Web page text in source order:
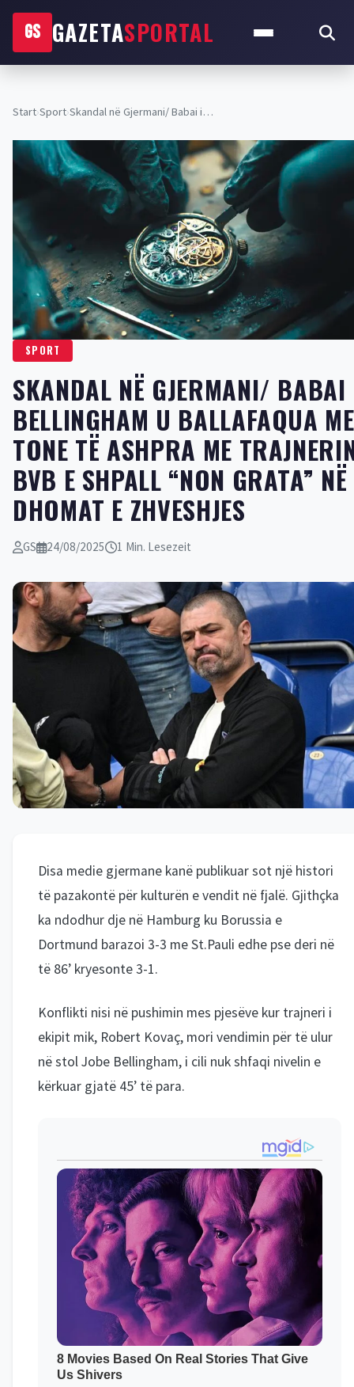
GS GAZETASPORTAL
Start›Sport›Skandal në Gjermani/ Babai i…
SPORT
SKANDAL NË GJERMANI/
BELLINGHAM U BALLAFAQUA ME
TONE TË ASHPRA ME
BVB E SHPALL “NON GRATA” NË
DHOMAT E ZHVESHJES
GS 24/08/2025 1 Min. Lesezeit
Disa medie gjermane kanë publikuar sot një histori
të pazakontë për kulturën e vendit në fjalë. Gjithçka
ka ndodhur dje në Hamburg ku Borussia e
Dortmund barazoi 3-3 me St.Pauli edhe pse deri në
të 86’ kryesonte 3-1.
Konflikti nisi në pushimin mes pjesëve kur trajneri i
ekipit mik, Robert Kovaç, mori vendimin për të ulur
në stol Jobe Bellingham, i cili nuk shfaqi nivelin e
kërkuar gjatë 45’ të para.